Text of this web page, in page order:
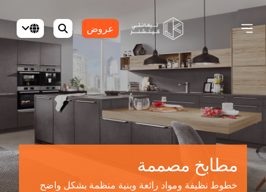
عروض
مطابخ مصممة
خطوط نظيفة ومواد رائعة وبنية منظمة بشكل واضح